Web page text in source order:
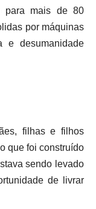
para mais de 80
por máquinas
e desumanidade
filhas e filhos
que foi construído
sendo levado
de livrar